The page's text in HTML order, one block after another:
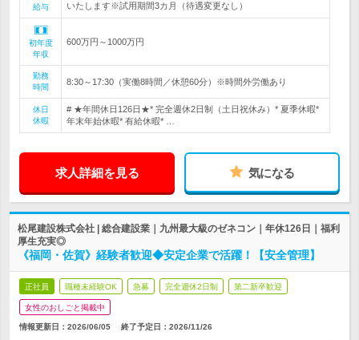
給与
いたします※試用期間3カ月（待遇変更なし）
初年度
年収
600万円～1000万円
勤務
時間
8:30～17:30（実働8時間／休憩60分）※時間外労働あり
休日
休暇
# ★年間休日126日★* 完全週休2日制（土日祝休み）* 夏季休暇*
年末年始休暇* 有給休暇* …
求人詳細を見る 気になる
松尾建設株式会社 | 総合建設業｜九州最大級のゼネコン｜年休126日｜福利
厚生充実◎
《福岡・佐賀》経験者歓迎◆安定企業で活躍！【安全管理】
正社員 職種未経験OK 急募 完全週休2日制 第二新卒歓迎
女性のおしごと掲載中
情報更新日：2026/06/05 終了予定日： 2026/11/26